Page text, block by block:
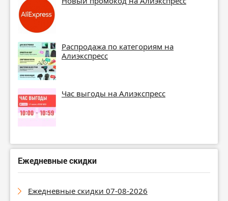
Распродажа по категориям на
Алиэкспресс
Час выгоды на Алиэкспресс
Ежедневные скидки
Ежедневные скидки 07-08-2026